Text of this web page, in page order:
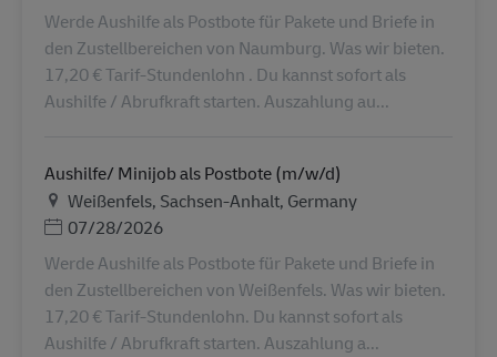
Werde Aushilfe als Postbote für Pakete und Briefe in
den Zustellbereichen von Naumburg. Was wir bieten.
17,20 € Tarif-Stundenlohn . Du kannst sofort als
Aushilfe / Abrufkraft starten. Auszahlung au...
Aushilfe/ Minijob als Postbote (m/w/d)
Τοποθεσία
Weißenfels, Sachsen-Anhalt, Germany
Ημερομηνία Ανάρτησης
07/28/2026
Werde Aushilfe als Postbote für Pakete und Briefe in
den Zustellbereichen von Weißenfels. Was wir bieten.
17,20 € Tarif-Stundenlohn. Du kannst sofort als
Aushilfe / Abrufkraft starten. Auszahlung a...